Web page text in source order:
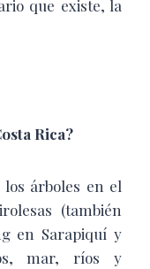
que existe, la
Rica?
los árboles en el
(también
en Sarapiquí y
mar, ríos y